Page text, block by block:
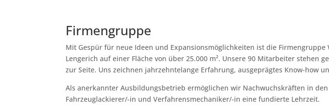
Firmengruppe
Mit Gespür für neue Ideen und Expansionsmöglichkeiten ist die
Lengerich auf einer Fläche von über 25.000 m². Unsere 90 Mitarbeiter
zur Seite. Uns zeichnen jahrzehntelange Erfahrung, ausgeprägtes Know-how
Als anerkannter Ausbildungsbetrieb ermöglichen wir Nachwuchskräften in
Fahrzeuglackierer/-in und Verfahrensmechaniker/-in eine fundierte Lehrzeit.